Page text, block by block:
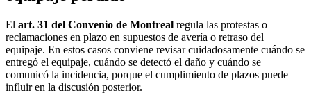
El art. 31 del Convenio de Montreal regula las protestas o
reclamaciones en plazo en supuestos de avería o retraso del
equipaje. En estos casos conviene revisar cuidadosamente cuándo se
entregó el equipaje, cuándo se detectó el daño y cuándo se
comunicó la incidencia, porque el cumplimiento de plazos puede
influir en la discusión posterior.